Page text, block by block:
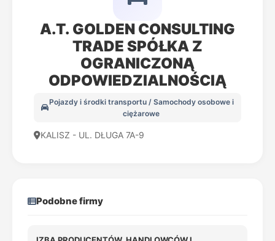
A.T. GOLDEN CONSULTING
TRADE SPÓŁKA Z
OGRANICZONĄ
ODPOWIEDZIALNOŚCIĄ
Pojazdy i środki transportu / Samochody osobowe i
ciężarowe
KALISZ - UL. DŁUGA 7A-9
Podobne firmy